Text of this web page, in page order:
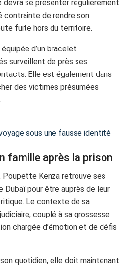
se présenter régulièrement
contrainte de rendre son
fuite hors du territoire.
équipée d’un bracelet
surveillent de près ses
Elle est également dans
des victimes présumées
sous une fausse identité
famille après la prison
Poupette Kenza retrouve ses
Dubaï pour être auprès de leur
Le contexte de sa
couplé à sa grossesse
chargée d’émotion et de défis
quotidien, elle doit maintenant